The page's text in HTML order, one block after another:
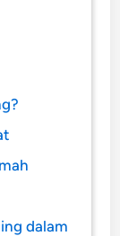
dalam